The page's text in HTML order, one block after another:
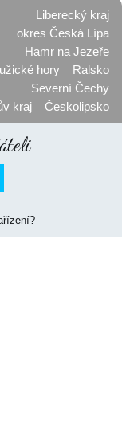
Liberecký kraj
okres Česká Lípa
Hamr na Jezeře
hory
Ralsko
Severní Čechy
kraj
Českolipsko